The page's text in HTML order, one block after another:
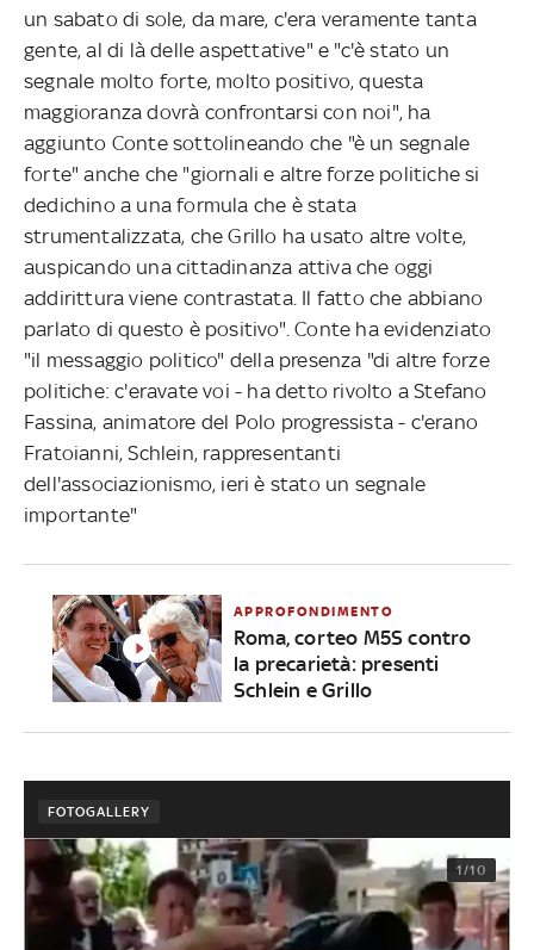
un sabato di sole, da mare, c'era veramente tanta
gente, al di là delle aspettative" e "c'è stato un
segnale molto forte, molto positivo, questa
maggioranza dovrà confrontarsi con noi", ha
aggiunto Conte sottolineando che "è un segnale
forte" anche che "giornali e altre forze politiche si
dedichino a una formula che è stata
strumentalizzata, che Grillo ha usato altre volte,
auspicando una cittadinanza attiva che oggi
addirittura viene contrastata. Il fatto che abbiano
parlato di questo è positivo". Conte ha evidenziato
"il messaggio politico" della presenza "di altre forze
politiche: c'eravate voi - ha detto rivolto a Stefano
Fassina, animatore del Polo progressista - c'erano
Fratoianni, Schlein, rappresentanti
dell'associazionismo, ieri è stato un segnale
importante"
APPROFONDIMENTO
Roma, corteo M5S contro
la precarietà: presenti
Schlein e Grillo
FOTOGALLERY
1/10